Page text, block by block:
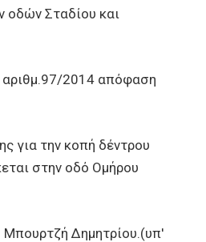
οδών Σταδίου και
αριθμ.97/2014 απόφαση
την κοπή δέντρου
στην οδό Ομήρου
Μπουρτζή Δημητρίου.(υπ'